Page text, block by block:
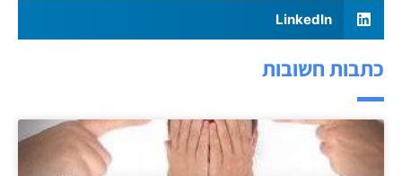
LinkedIn
כתבות חשובות